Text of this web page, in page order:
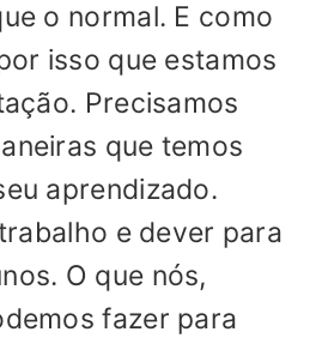
o normal. E como
isso que estamos
Precisamos
que temos
aprendizado.
e dever para
O que nós,
fazer para